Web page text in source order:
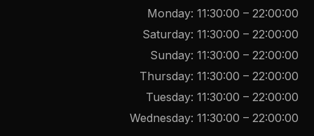
Monday: 11:30:00 – 22:00:00
Saturday: 11:30:00 – 22:00:00
Sunday: 11:30:00 – 22:00:00
Thursday: 11:30:00 – 22:00:00
Tuesday: 11:30:00 – 22:00:00
Wednesday: 11:30:00 – 22:00:00